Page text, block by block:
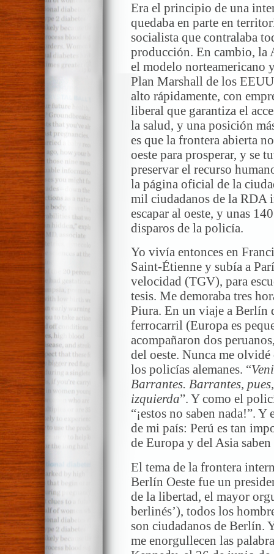
Era el principio de una
quedaba en parte en
socialista que contralaba
producción. En cambio, la
el modelo norteamericano
Plan Marshall de los
alto rápidamente, con
liberal que garantiza el
la salud, y una posición
es que la frontera abierta
oeste para prosperar, y se
preservar el recurso
la página oficial de la
mil ciudadanos de la RDA
escapar al oeste, y unas
disparos de la policía.
Yo vivía entonces en
Saint-Étienne y subía a
velocidad (TGV), para
tesis. Me demoraba tres
Piura. En un viaje a Berlín
ferrocarril (Europa es
acompañaron dos
del oeste. Nunca me
los policías alemanes. “
Barrantes. Barrantes,
izquierda”. Y como el
“¡estos no saben nada!”.
de mi país: Perú es tan
de Europa y del Asia
El tema de la frontera
Berlín Oeste fue un
de la libertad, el mayor
berlinés’), todos los
son ciudadanos de Berlín.
me enorgullecen las